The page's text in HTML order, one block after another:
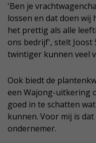
'Ben je
lossen en dat doen wij
het prettig als alle
ons bedrijf', stelt Joost
twintiger kunnen veel
Ook biedt de
een Wajong-uitkering
goed in te schatten
kunnen. Voor mij is
ondernemer.